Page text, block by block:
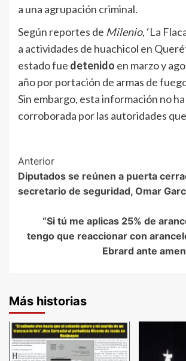
a una agrupación criminal.
Según reportes de Milenio, ‘La
a actividades de huachicol en
estado fue detenido en marzo y
año por portación de armas de
Sin embargo, esta información no
corroborada por las autoridades
Post
Navigation
Anterior
Diputados se reúnen a puerta
secretario de seguridad, Omar
“Si tú me aplicas 25% de
tengo que reaccionar con
Ebrard ante
Más historias